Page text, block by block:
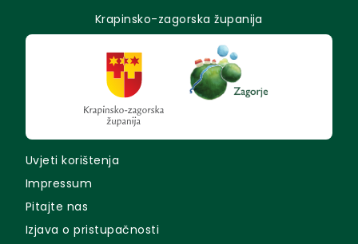
Krapinsko-zagorska županija
Uvjeti korištenja
Impressum
Pitajte nas
Izjava o pristupačnosti